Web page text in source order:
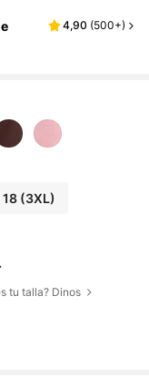
4,90 (500+)
18(3XL)
tu talla? Dinos